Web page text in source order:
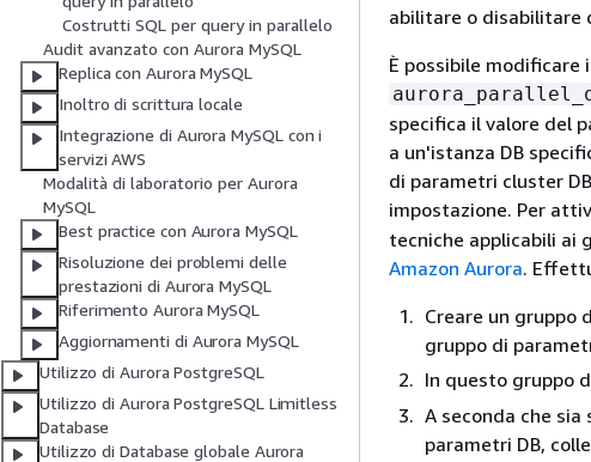
Costrutti SQL per query in parallelo
Audit avanzato con Aurora MySQL
Replica con Aurora MySQL
Inoltro di scrittura locale
Integrazione di Aurora MySQL con i
servizi AWS
Modalità di laboratorio per Aurora
MySQL
Best practice con Aurora MySQL
Risoluzione dei problemi delle
prestazioni di Aurora MySQL
Riferimento Aurora MySQL
Aggiornamenti di Aurora MySQL
Utilizzo di Aurora PostgreSQL
Utilizzo di Aurora PostgreSQL Limitless
Database
Utilizzo di Database globale Aurora
abilitare o disabilitare
È possibile
specifica il valore del
a un'istanza DB
di parametri cluster
impostazione. Per
tecniche applicabili ai
Amazon Aurora.
Creare un gruppo
gruppo di
In questo gruppo
A seconda che
parametri DB,